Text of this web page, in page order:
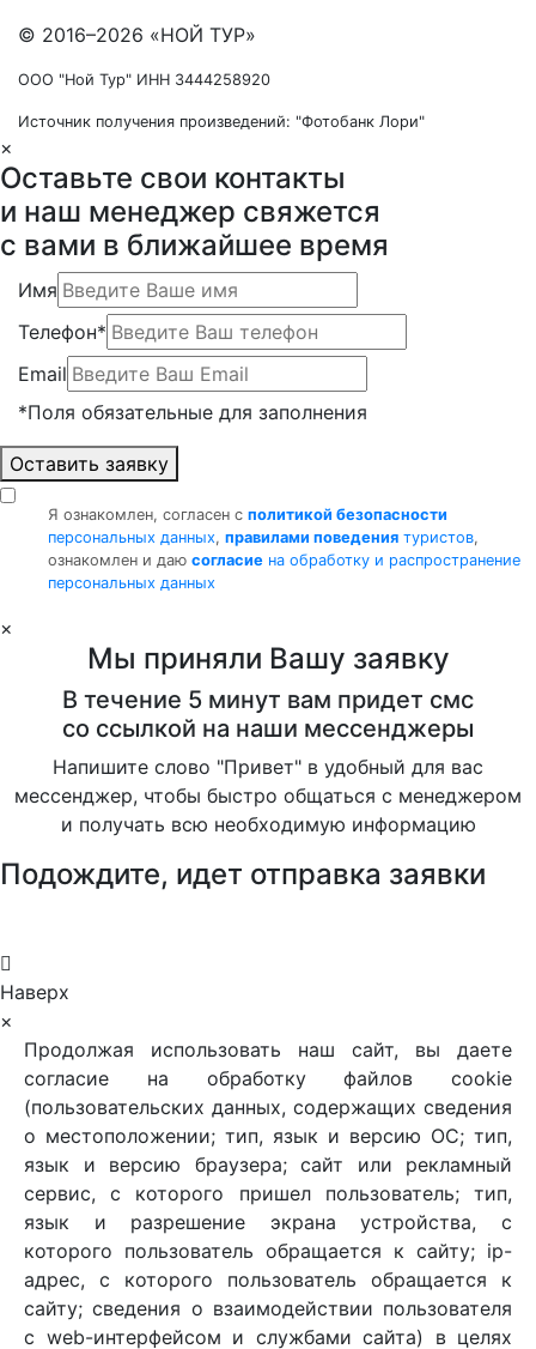
© 2016–2026 «НОЙ ТУР»
ООО "Ной Тур" ИНН 3444258920
Источник получения произведений: "Фотобанк Лори"
×
Оставьте свои контакты
и наш менеджер свяжется
с вами в ближайшее время
Имя
Телефон*
Email
*Поля обязательные для заполнения
Оставить заявку
Я ознакомлен, согласен с политикой безопасности
персональных данных, правилами поведения туристов,
ознакомлен и даю согласие на обработку и распространение
персональных данных
×
Мы приняли Вашу заявку
В течение 5 минут вам придет смс
со ссылкой на наши мессенджеры
Напишите слово "Привет" в удобный для вас
мессенджер, чтобы быстро общаться с менеджером
и получать всю необходимую информацию
Подождите, идет отправка заявки
Наверх
×
Продолжая использовать наш сайт, вы даете
согласие на обработку файлов cookie
(пользовательских данных, содержащих сведения
о местоположении; тип, язык и версию ОС; тип,
язык и версию браузера; сайт или рекламный
сервис, с которого пришел пользователь; тип,
язык и разрешение экрана устройства, с
которого пользователь обращается к сайту; ip-
адрес, с которого пользователь обращается к
сайту; сведения о взаимодействии пользователя
с web-интерфейсом и службами сайта) в целях